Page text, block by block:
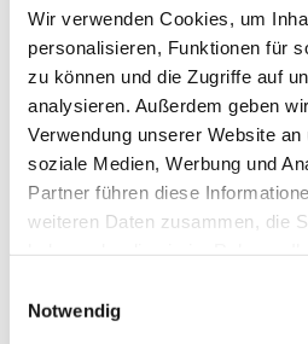
Wir verwenden Cookies, um
personalisieren, Funktionen für
zu können und die Zugriffe auf
analysieren. Außerdem geben
Verwendung unserer Website
soziale Medien, Werbung und
Partner führen diese
weiteren Daten zusammen, die
Notwendig
Unsere Referenzen